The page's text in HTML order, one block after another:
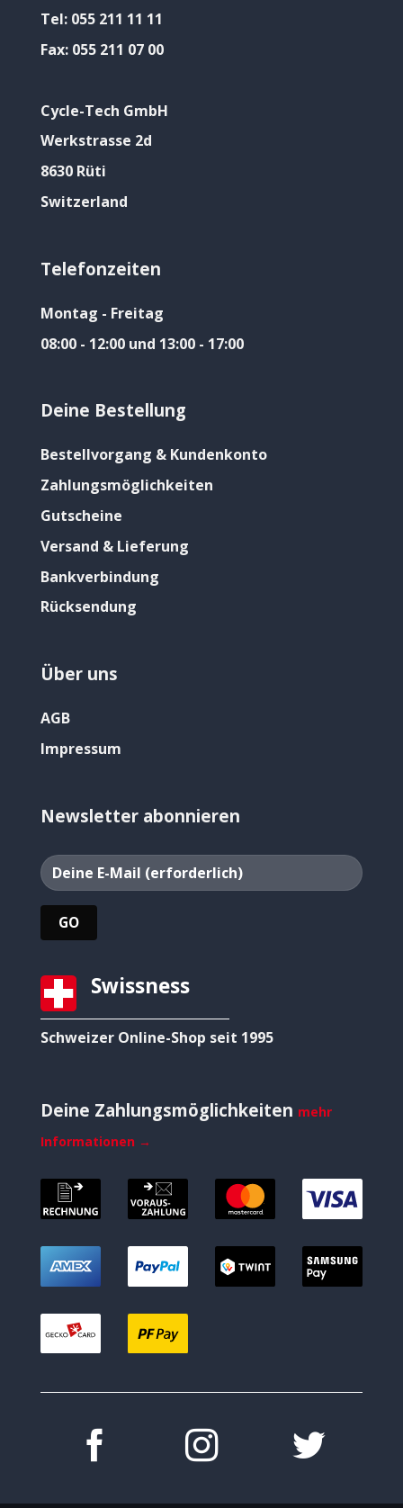
Tel: 055 211 11 11
Fax: 055 211 07 00
Cycle-Tech GmbH
Werkstrasse 2d
8630 Rüti
Switzerland
Telefonzeiten
Montag - Freitag
08:00 - 12:00 und 13:00 - 17:00
Deine Bestellung
Bestellvorgang & Kundenkonto
Zahlungsmöglichkeiten
Gutscheine
Versand & Lieferung
Bankverbindung
Rücksendung
Über uns
AGB
Impressum
Newsletter abonnieren
Swissness
Schweizer Online-Shop seit 1995
Deine Zahlungsmöglichkeiten mehr
Informationen →